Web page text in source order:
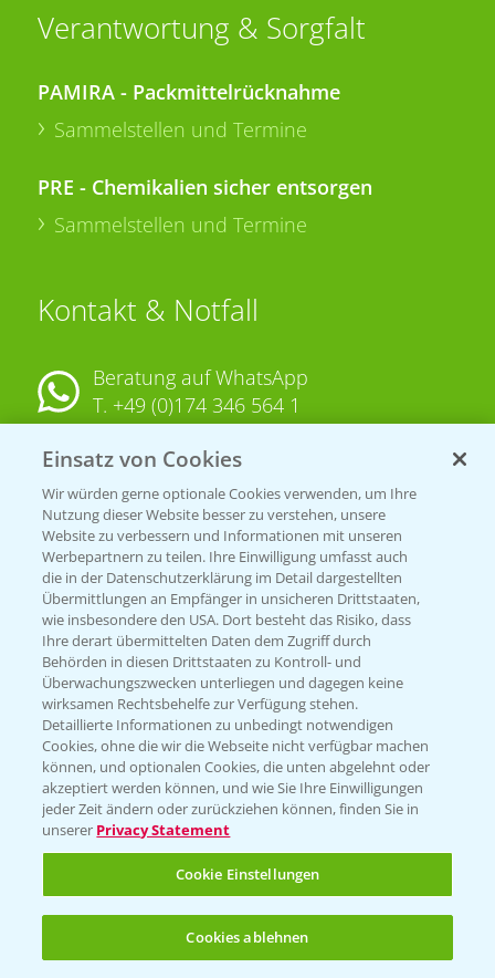
Verantwortung & Sorgfalt
PAMIRA - Packmittelrücknahme
Sammelstellen und Termine
PRE - Chemikalien sicher entsorgen
Sammelstellen und Termine
Kontakt & Notfall
Beratung auf WhatsApp
T. +49 (0)174 346 564 1
KONTAKT
Hilfe in Notfällen
T.+49 (0)214/30-20220
Folgen Sie uns
Allgemeine Nutzungsbedingungen
Datenschutzerklärung
Impressum
Gebrauchshinweise
Einsatz von Cookies
Wir würden gerne optionale Cookies verwenden, um Ihre
Nutzung dieser Website besser zu verstehen, unsere
Website zu verbessern und Informationen mit unseren
Werbepartnern zu teilen. Ihre Einwilligung umfasst auch
die in der Datenschutzerklärung im Detail dargestellten
Übermittlungen an Empfänger in unsicheren Drittstaaten,
wie insbesondere den USA. Dort besteht das Risiko, dass
Ihre derart übermittelten Daten dem Zugriff durch
Behörden in diesen Drittstaaten zu Kontroll- und
Überwachungszwecken unterliegen und dagegen keine
wirksamen Rechtsbehelfe zur Verfügung stehen.
Detaillierte Informationen zu unbedingt notwendigen
Cookies, ohne die wir die Webseite nicht verfügbar machen
können, und optionalen Cookies, die unten abgelehnt oder
akzeptiert werden können, und wie Sie Ihre Einwilligungen
jeder Zeit ändern oder zurückziehen können, finden Sie in
unserer Privacy Statement
Cookie Einstellungen
Cookies ablehnen